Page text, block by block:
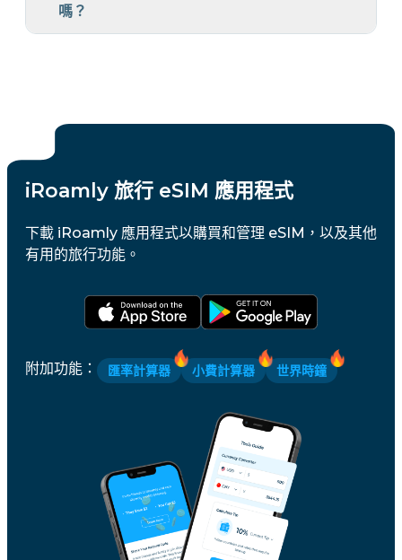
嗎？
iRoamly 旅行 eSIM 應用程式
下載 iRoamly 應用程式以購買和管理 eSIM，以及其他
有用的旅行功能。
附加功能 ： 匯率計算器 小費計算器 世界時鐘